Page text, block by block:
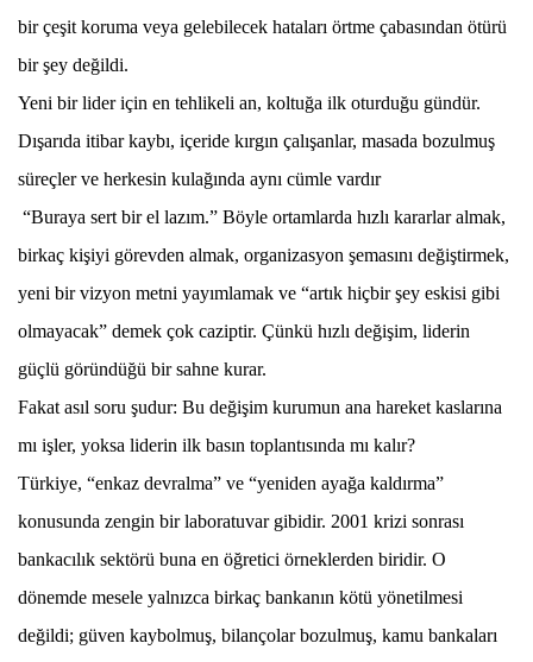
bir çeşit koruma veya gelebilecek hataları örtme çabasından ötürü
bir şey değildi.
Yeni bir lider için en tehlikeli an, koltuğa ilk oturduğu gündür.
Dışarıda itibar kaybı, içeride kırgın çalışanlar, masada bozulmuş
süreçler ve herkesin kulağında aynı cümle vardır
“Buraya sert bir el lazım.” Böyle ortamlarda hızlı kararlar almak,
birkaç kişiyi görevden almak, organizasyon şemasını değiştirmek,
yeni bir vizyon metni yayımlamak ve “artık hiçbir şey eskisi gibi
olmayacak” demek çok caziptir. Çünkü hızlı değişim, liderin
güçlü göründüğü bir sahne kurar.
Fakat asıl soru şudur: Bu değişim kurumun ana hareket kaslarına
mı işler, yoksa liderin ilk basın toplantısında mı kalır?
Türkiye, “enkaz devralma” ve “yeniden ayağa kaldırma”
konusunda zengin bir laboratuvar gibidir. 2001 krizi sonrası
bankacılık sektörü buna en öğretici örneklerden biridir. O
dönemde mesele yalnızca birkaç bankanın kötü yönetilmesi
değildi; güven kaybolmuş, bilançolar bozulmuş, kamu bankaları